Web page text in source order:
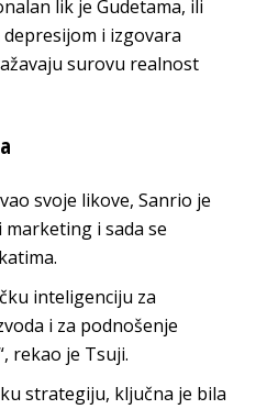
lik je Gudetama, ili
depresijom i izgovara
surovu realnost
svoje likove, Sanrio je
i sada se
inteligenciju za
i za podnošenje
rekao je Tsuji.
strategiju, ključna je bila